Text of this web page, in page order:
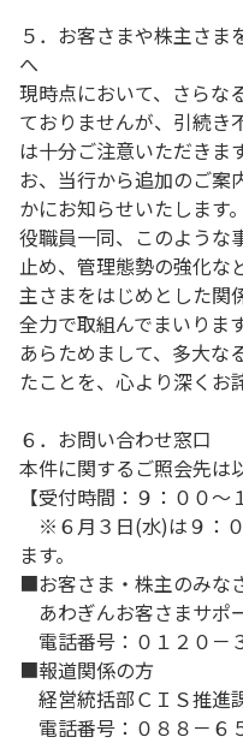
５．お客さまや株主さま
へ
現時点において、さらな
ておりませんが、引続き
は十分ご注意いただきま
お、当行から追加のご案
かにお知らせいたします。
役職員一同、このような
止め、管理態勢の強化な
主さまをはじめとした関
全力で取組んでまいります
あらためまして、多大な
たことを、心より深くお
６．お問い合わせ窓口
本件に関するご照会先は
【受付時間：９：００～
※６月３日(水)は９：
ます。
■お客さま・株主のみな
あわぎんお客さまサポ
電話番号：０１２０－
■報道関係の方
経営統括部ＣＩＳ推進
電話番号：０８８－６